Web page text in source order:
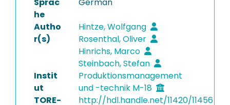
he
Autho
r(s)
Hintze, Wolfgang
Rosenthal, Oliver
Hinrichs, Marco
Steinbach, Stefan
Instit
ut
Produktionsmanagement
und -technik M-18
TORE-
http://hdl.handle.net/11420/11456